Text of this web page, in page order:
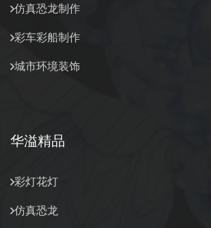
仿真恐龙制作
彩车彩船制作
城市环境装饰
华溢精品
彩灯花灯
仿真恐龙